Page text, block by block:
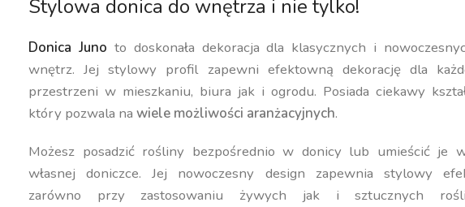
Stylowa donica do wnętrza i nie tylko!
Donica Juno to doskonała dekoracja dla klasycznych i
wnętrz. Jej stylowy profil zapewni efektowną dekorację dla
przestrzeni w mieszkaniu, biura jak i ogrodu. Posiada ciekawy
który pozwala nawiele możliwości aranżacyjnych.
Możesz posadzić rośliny bezpośrednio w donicy lub umieścić je
własnej doniczce. Jej nowoczesny design zapewnia stylowy
zarówno przy zastosowaniu żywych jak i sztucznych